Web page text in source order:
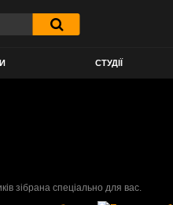
СТУДІЇ
зібрана спеціально для вас.